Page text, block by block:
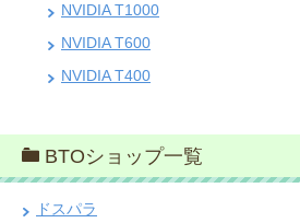
NVIDIA T1000
NVIDIA T600
NVIDIA T400
BTOショップ一覧
ドスパラ